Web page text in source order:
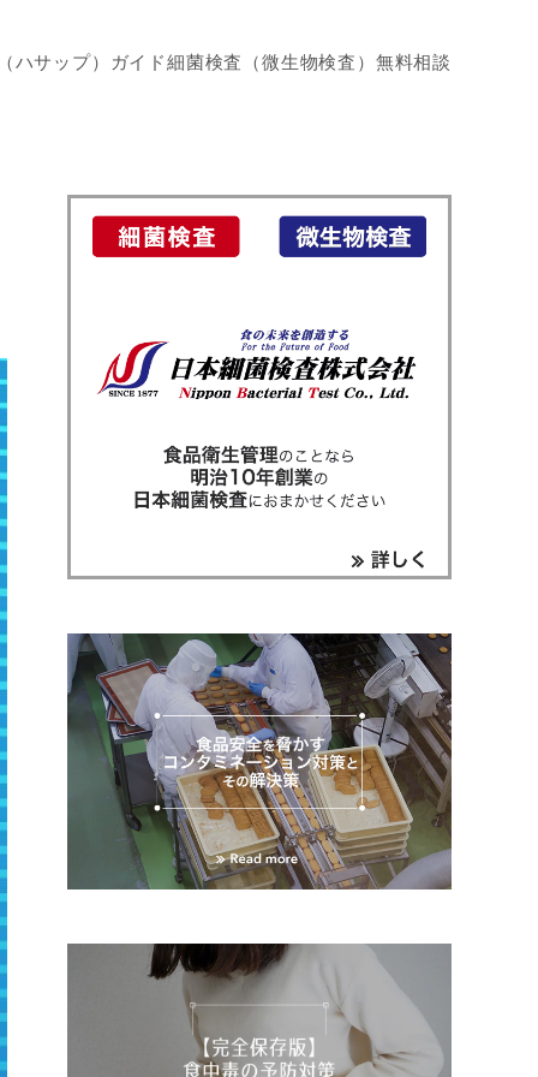
ハサップ）ガイド細菌検査（微生物検査） 無料相談